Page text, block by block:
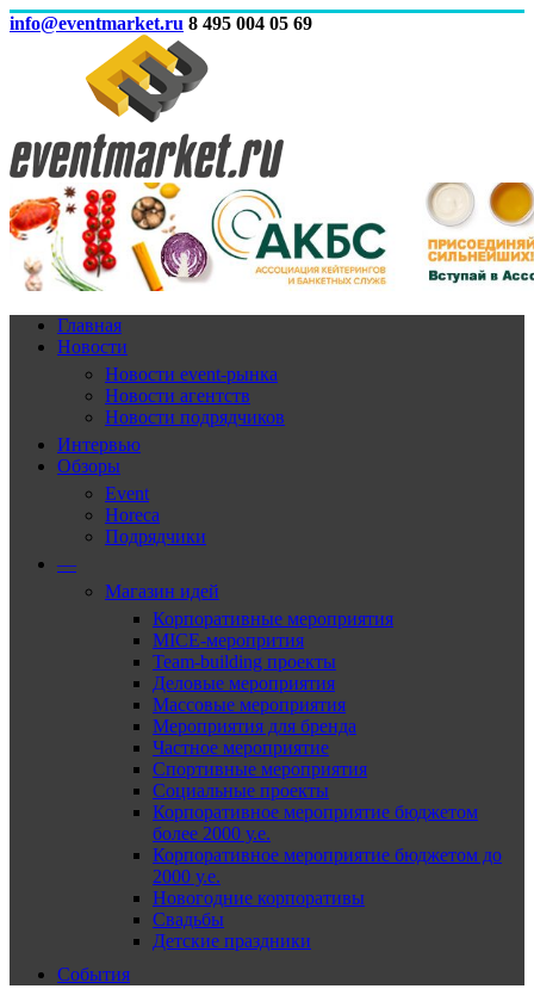
info@eventmarket.ru 8 495 004 05 69
Главная
Новости
Новости event-рынка
Новости агентств
Новости подрядчиков
Интервью
Обзоры
Event
Horeca
Подрядчики
—
Магазин идей
Корпоративные мероприятия
MICE-меропрития
Team-building проекты
Деловые мероприятия
Массовые мероприятия
Мероприятия для бренда
Частное мероприятие
Спортивные мероприятия
Социальные проекты
Корпоративное мероприятие бюджетом
более 2000 у.е.
Корпоративное мероприятие бюджетом до
2000 у.е.
Новогодние корпоративы
Свадьбы
Детские праздники
События